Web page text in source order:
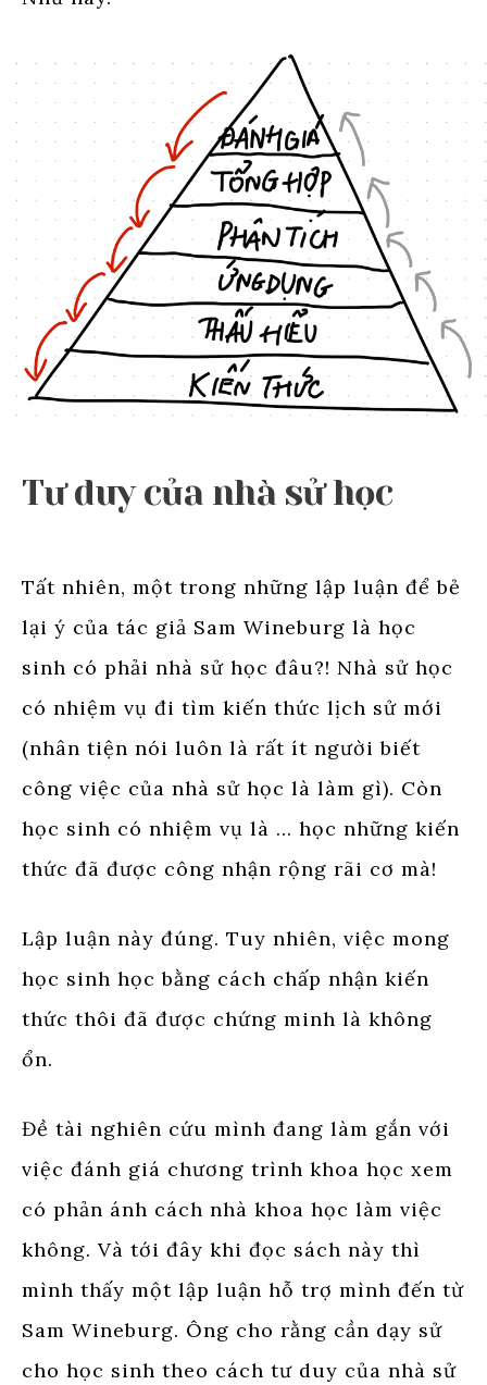
Tư duy của nhà sử học
Tất nhiên, một trong những lập luận để bẻ
lại ý của tác giả Sam Wineburg là học
sinh có phải nhà sử học đâu?! Nhà sử học
có nhiệm vụ đi tìm kiến thức lịch sử mới
(nhân tiện nói luôn là rất ít người biết
công việc của nhà sử học là làm gì). Còn
học sinh có nhiệm vụ là … học những kiến
thức đã được công nhận rộng rãi cơ mà!
Lập luận này đúng. Tuy nhiên, việc mong
học sinh học bằng cách chấp nhận kiến
thức thôi đã được chứng minh là không
ổn.
Đề tài nghiên cứu mình đang làm gắn với
việc đánh giá chương trình khoa học xem
có phản ánh cách nhà khoa học làm việc
không. Và tới đây khi đọc sách này thì
mình thấy một lập luận hỗ trợ mình đến từ
Sam Wineburg. Ông cho rằng cần dạy sử
cho học sinh theo cách tư duy của nhà sử